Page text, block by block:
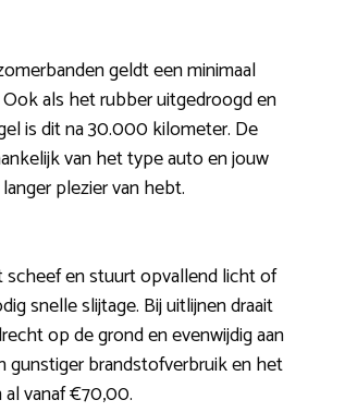
geldt een minimaal
als het rubber uitgedroogd en
is dit na 30.000 kilometer. De
van het type auto en jouw
plezier van hebt.
en stuurt opvallend licht of
snelle slijtage. Bij uitlijnen draait
op de grond en evenwijdig aan
gunstiger brandstofverbruik en het
vanaf €70,00.